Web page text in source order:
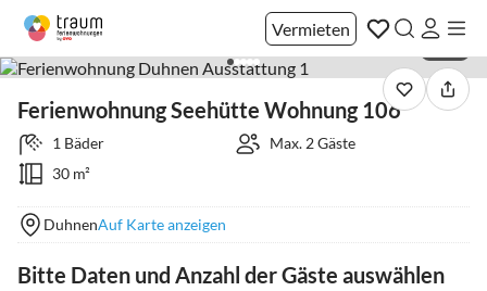
Vermieten
Ferienwohnung Seehütte Wohnung 106
1 Bäder
Max. 2 Gäste
30 m²
DuhnenAuf Karte anzeigen
Bitte Daten und Anzahl der Gäste auswählen